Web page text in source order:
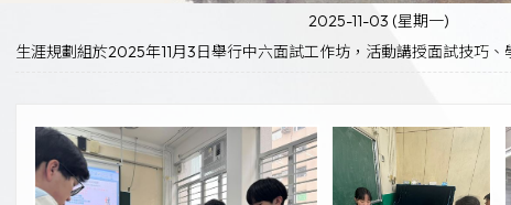
2025-11-03 (星期一)
生涯規劃組於2025年11月3日舉行中六面試工作坊，活動講授面試技巧